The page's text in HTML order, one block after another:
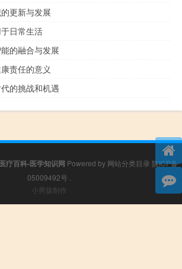
更新与发展
日常生活
的融合与发展
责任的意义
的挑战和机遇
医疗百科-医学知识网 Powered by 网站分类目录 陕ICP备
05009492号
小男孩制作